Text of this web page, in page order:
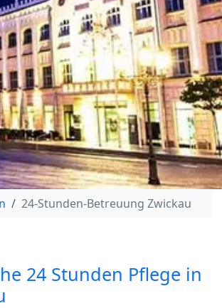
24-Stunden-Betreuung Zwickau
24 Stunden Pflege in